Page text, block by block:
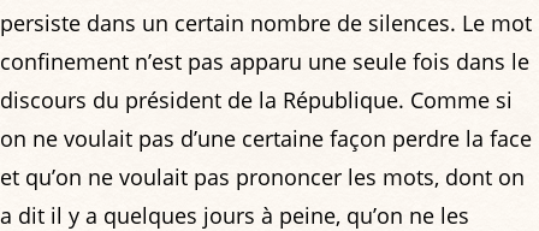
persiste dans un certain nombre de silences. Le mot
confinement n’est pas apparu une seule fois dans le
discours du président de la République. Comme si
on ne voulait pas d’une certaine façon perdre la face
et qu’on ne voulait pas prononcer les mots, dont on
a dit il y a quelques jours à peine, qu’on ne les